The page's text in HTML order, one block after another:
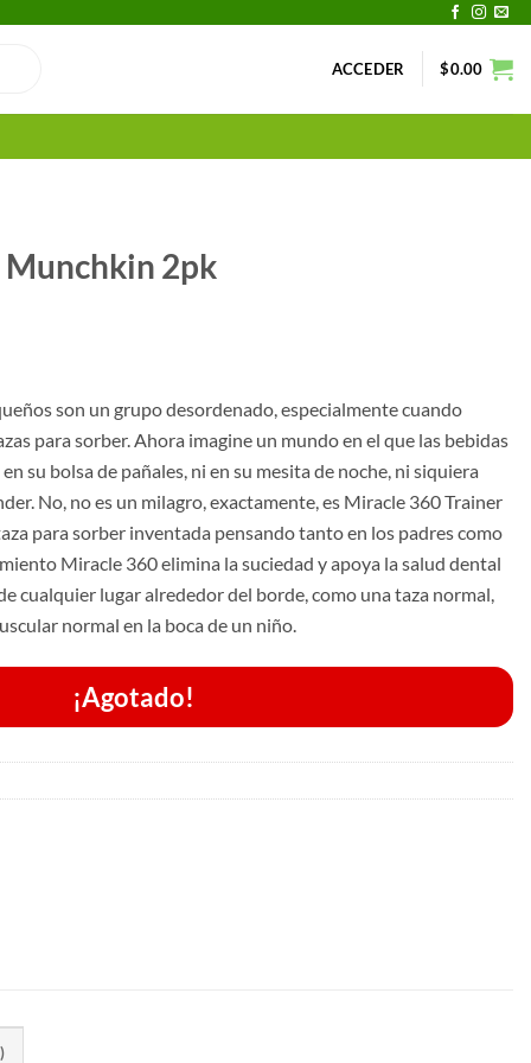
ACCEDER $0.00
2pk
son un grupo desordenado, especialmente cuando
para sorber.Ahora imagine un mundo en el que las bebidas
su bolsa de pañales, ni en su mesita de noche, ni siquiera
No, no es un milagro, exactamente, es Miracle 360 ​​Trainer
para sorber inventada pensando tanto en los padres como
Miracle 360 ​​elimina la suciedad y apoya la salud dental
cualquier lugar alrededor del borde, como una taza normal,
normal en la boca de un niño.
¡Agotado!